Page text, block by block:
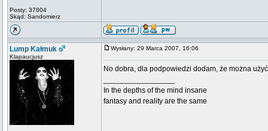
Posty: 37804
Skąd: Sandomierz
Lump Kałmuk
Klapaucjusz
Wysłany: 29 Marca 2007, 16:06
No dobra, dla podpowiedzi dodam, że można
In the depths of the mind insane
fantasy and reality are the same